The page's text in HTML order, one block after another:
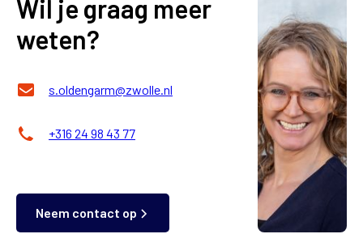
Wil je graag meer
weten?
s.oldengarm@zwolle.nl
+316 24 98 43 77
Neem contact op